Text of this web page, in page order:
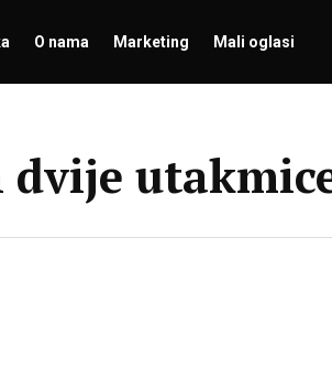
O nama Marketing Mali oglasi